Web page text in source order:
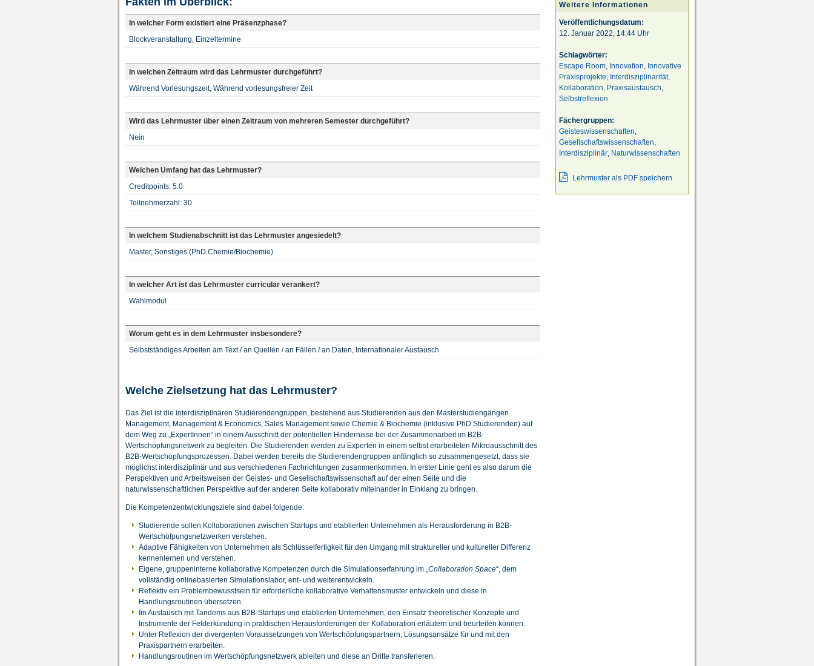
In welcher Form existiert eine Präsenzphase?
Blockveranstaltung, Einzeltermine
In welchen Zeitraum wird das Lehrmuster durchgeführt?
Während Vorlesungszeit, Während vorlesungsfreier Zeit
Wird das Lehrmuster über einen Zeitraum von mehreren Semester durchgeführt?
Nein
Welchen Umfang hat das Lehrmuster?
Creditpoints: 5.0
Teilnehmerzahl: 30
In welchem Studienabschnitt ist das Lehrmuster angesiedelt?
Master, Sonstiges (PhD Chemie/Biochemie)
In welcher Art ist das Lehrmuster curricular verankert?
Wahlmodul
Worum geht es in dem Lehrmuster insbesondere?
Selbstständiges Arbeiten am Text / an Quellen / an Fällen / an Daten, Internationaler Austausch
Welche Zielsetzung hat das Lehrmuster?
Das Ziel ist die interdisziplinären Studierendengruppen, bestehend aus Studierenden aus den Masterstudiengängen
Management, Management & Economics, Sales Management sowie Chemie & Biochemie (inklusive PhD Studierenden) auf
dem Weg zu „ExpertInnen“ in einem Ausschnitt der potentiellen Hindernisse bei der Zusammenarbeit im B2B-
Wertschöpfungsnetwerk zu begleiten. Die Studierenden werden zu Experten in einem selbst erarbeiteten Mikroausschnitt des
B2B-Wertschöpfungsprozessen. Dabei werden bereits die Studierendengruppen anfänglich so zusammengesetzt, dass sie
möglichst interdisziplinär und aus verschiedenen Fachrichtungen zusammenkommen. In erster Linie geht es also darum die
Perspektiven und Arbeitsweisen der Geistes- und Gesellschaftswissenschaft auf der einen Seite und die
naturwissenschaftlichen Perspektive auf der anderen Seite kollaborativ miteinander in Einklang zu bringen.
Die Kompetenzentwicklungsziele sind dabei folgende:
Studierende sollen Kollaborationen zwischen Startups und etablierten Unternehmen als Herausforderung in B2B-
Wertschöfpungsnetzwerken verstehen.
Adaptive Fähigkeiten von Unternehmen als Schlüsselfertigkeit für den Umgang mit struktureller und kultureller Differenz
kennenlernen und verstehen.
Eigene, gruppeninterne kollaborative Kompetenzen durch die Simulationserfahrung im „Collaboration Space“, dem
vollständig onlinebasierten Simulationslabor, ent- und weiterentwickeln.
Reflektiv ein Problembewusstsein für erforderliche kollaborative Verhaltensmuster entwickeln und diese in
Handlungsroutinen übersetzen.
Im Austausch mit Tandems aus B2B-Startups und etablierten Unternehmen, den Einsatz theoretischer Konzepte und
Instrumente der Felderkundung in praktischen Herausforderungen der Kollaboration erläutern und beurteilen können.
Unter Reflexion der divergenten Voraussetzungen von Wertschöpfungspartnern, Lösungsansätze für und mit den
Praxispartnern erarbeiten.
Handlungsroutinen im Wertschöpfungsnetzwerk ableiten und diese an Dritte transferieren.
Weitere Informationen
Veröffentlichungsdatum:
12. Januar 2022, 14:44 Uhr
Schlagwörter:
Escape Room, Innovation Innovative
Praxisprojekte Interdisziplinarität,
Kollaboration Praxisaustausch
Selbstreflexion
Fächergruppen:
Geisteswissenschaften
Gesellschaftswissenschaften
Interdisziplinär, Naturwissenschaften
Lehrmuster als PDF speichern